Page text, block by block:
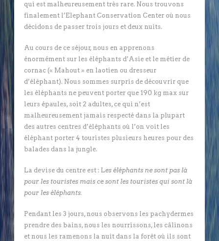
qui est malheureusement très rare. Nous trouvons
finalement l’Elephant Conservation Center où nous
décidons de passer trois jours et deux nuits.
Au cours de ce séjour, nous en apprenons
énormément sur les éléphants d’Asie et le métier de
cornac (« Mahout » en laotien ou dresseur
d’éléphant). Nous sommes surpris de découvrir que
les éléphants ne peuvent porter que 190 kg max sur
leurs épaules, soit 2 adultes, ce qui n’est
malheureusement jamais respecté dans la plupart
des autres centres d’éléphants où l’on voit les
éléphant porter 4 touristes plusieurs heures pour des
balades dans la jungle.
La devise du centre est : Les éléphants ne sont pas là
pour les touristes mais ce sont les touristes qui sont là
pour les éléphants.
Pendant les 3 jours, nous observons les pachydermes
prendre des bains, nous les nourrissons, les câlinons
et nous les ramenons la nuit dans la forêt où ils sont